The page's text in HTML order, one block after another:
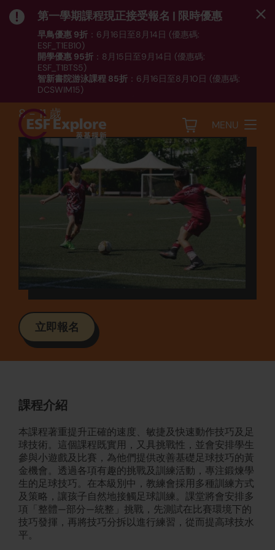
第一學期課程現正接受報名 | 限時優惠
早鳥優惠 9折 ：6月16日至8月14日 (優惠碼:
ESF_T1EB10)
開學優惠 95折 ：8月15日至9月14日 (優惠碼:
ESF_T1BTS5)
智新書院游泳課程 85折 ：6月16日至8月10日 (優惠碼:
DCSWIM15)
MENU
運動
足球 - 高小 (FB2)
8 - 11 歲
立即報名
課程介紹
本課程著重提升正確的速度、敏捷及快速動作技巧及足
球技術。這個課程既實用，又具挑戰性，並會安排學生
參與小遊戲及比賽，為他們提供改善基礎足球技巧的黃
金機會。透過各項有趣的挑戰及訓練活動，專注鍛煉學
生的足球技巧。在本級別中，教練會採用多種訓練方式
及策略，讓孩子自然地接觸足球訓練。課堂將會安排多
項「整體—部分—統整」挑戰，先測試在比賽環境下的
技巧發揮，再將技巧分拆以進行練習，從而提高球技水
平。